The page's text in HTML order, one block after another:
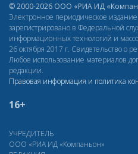
© 2000-2026 ООО «РИА ИД
Электронное периодическое издание
зарегистрировано в Федеральной
информационных технологий и
26 октября 2017 г. Свидетельство о
Любое использование материалов
редакции.
Правовая информация и политика
16+
УЧРЕДИТЕЛЬ
ООО «РИА ИД «Компаньон»